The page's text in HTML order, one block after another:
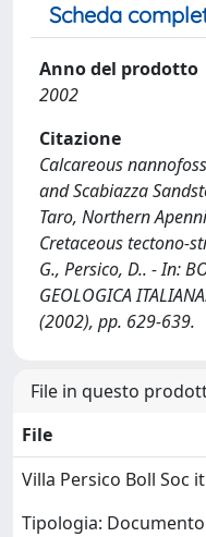
Scheda
Anno del prodotto
2002
Citazione
Calcareous
and Scabiazza
Taro, Northern
Cretaceous tectono-
G., Persico, D.. - In:
GEOLOGICA
(2002), pp. 629-639.
File in questo
File
Villa Persico Boll Soc
Tipologia: